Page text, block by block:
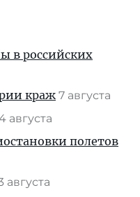
в российских
краж 7 августа
августа
полетов
августа